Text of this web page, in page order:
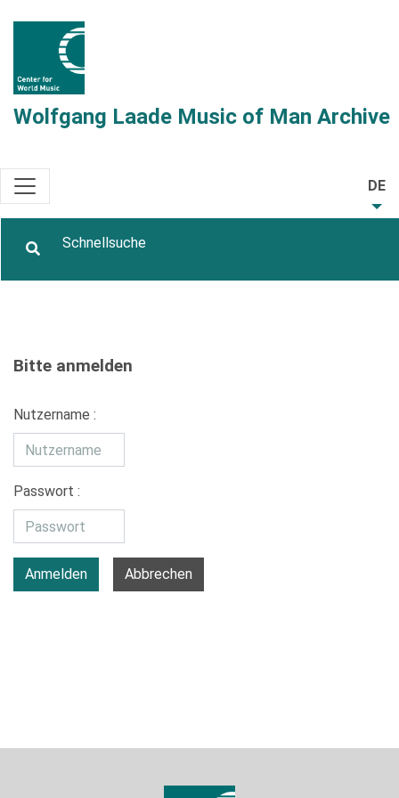
Wolfgang Laade Music of Man Archive
DE
Bitte anmelden
Nutzername :
Passwort :
Anmelden Abbrechen